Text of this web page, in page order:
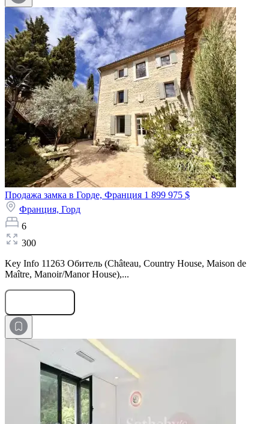
Продажа замка в Горде, Франция 1 899 975 $
Франция, Горд
6
300
Key Info 11263 Обитель (Château, Country House, Maison de
Maître, Manoir/Manor House),...